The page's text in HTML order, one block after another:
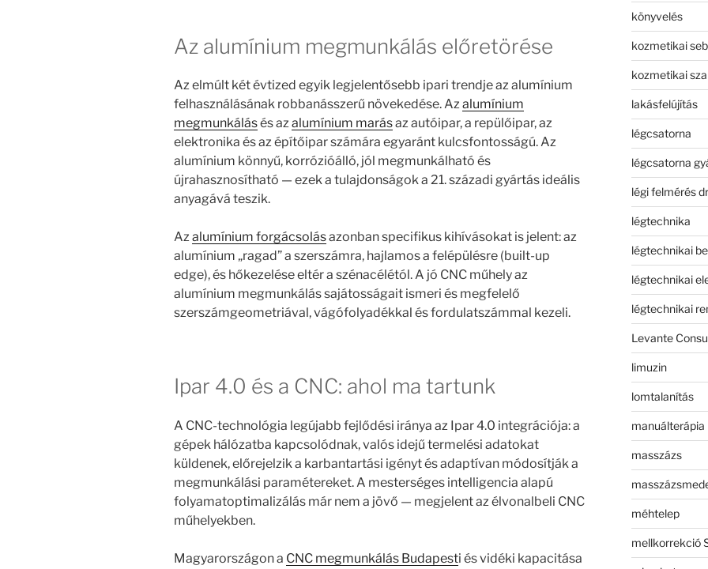
Az alumínium megmunkálás előretörése
Az elmúlt két évtized egyik legjelentősebb ipari trendje az alumínium
felhasználásának robbanásszerű növekedése. Azalumínium
megmunkálásés azalumínium marásaz autóipar, a repülőipar, az
elektronika és az építőipar számára egyaránt kulcsfontosságú. Az
alumínium könnyű, korrózióálló, jól megmunkálható és
újrahasznosítható — ezek a tulajdonságok a 21. századi gyártás ideális
anyagává teszik.
Azalumínium forgácsolásazonban specifikus kihívásokat is jelent: az
alumínium „ragad” a szerszámra, hajlamos a felépülésre (built-up
edge), és hőkezelése eltér a szénacélétól. A jó CNC műhely az
alumínium megmunkálás sajátosságait ismeri és megfelelő
szerszámgeometriával, vágófolyadékkal és fordulatszámmal kezeli.
Ipar 4.0 és a CNC: ahol ma tartunk
A CNC-technológia legújabb fejlődési iránya az Ipar 4.0 integrációja: a
gépek hálózatba kapcsolódnak, valós idejű termelési adatokat
küldenek, előrejelzik a karbantartási igényt és adaptívan módosítják a
megmunkálási paramétereket. A mesterséges intelligencia alapú
folyamatoptimalizálás már nem a jövő — megjelent az élvonalbeli CNC
műhelyekben.
Magyarországon a CNC megmunkálás Budapesti és vidéki kapacitása
könyvelés
kozmetikai
kozmetikai
lakásfelújítás
légcsatorna
légcsatorna
légi felmérés
légtechnika
légtechnikai
légtechnikai
légtechnikai
Levante
limuzin
lomtalanítás
manuálterápia
masszázs
méhtelep
mellkorrekció